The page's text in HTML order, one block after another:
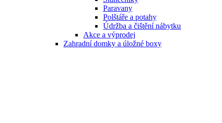
Paravany
Polštáře a potahy
Údržba a čištění nábytku
Akce a výprodej
Zahradní domky a úložné boxy